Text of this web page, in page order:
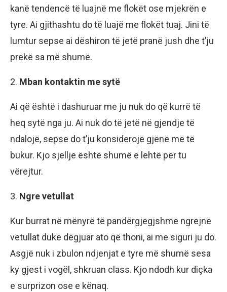
kanë tendencë të luajnë me flokët ose mjekrën e
tyre. Ai gjithashtu do të luajë me flokët tuaj. Jini të
lumtur sepse ai dëshiron të jetë pranë jush dhe t’ju
prekë sa më shumë.
2. Mban kontaktin me sytë
Ai që është i dashuruar me ju nuk do që kurrë të
heq sytë nga ju. Ai nuk do të jetë në gjendje të
ndalojë, sepse do t’ju konsiderojë gjënë më të
bukur. Kjo sjellje është shumë e lehtë për tu
vërejtur.
3. Ngre vetullat
Kur burrat në mënyrë të pandërgjegjshme ngrejnë
vetullat duke dëgjuar ato që thoni, ai me siguri ju do.
Asgjë nuk i zbulon ndjenjat e tyre më shumë sesa
ky gjest i vogël, shkruan class. Kjo ndodh kur diçka
e surprizon ose e kënaq.